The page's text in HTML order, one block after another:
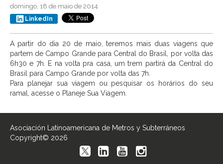
domingo, 18 de maio de 2014
LinkedIn
A partir do dia 20 de maio, teremos mais duas viagens que
partem de Campo Grande para Central do Brasil, por volta das
6h30 e 7h. E na volta pra casa, um trem partirá da Central do
Brasil para Campo Grande por volta das 7h.
Para planejar sua viagem ou pesquisar os horários do seu
ramal, acesse o Planeje Sua Viagem.
Asociación Latinoamericana de Metros y Subterráneos
Copyright© 2026